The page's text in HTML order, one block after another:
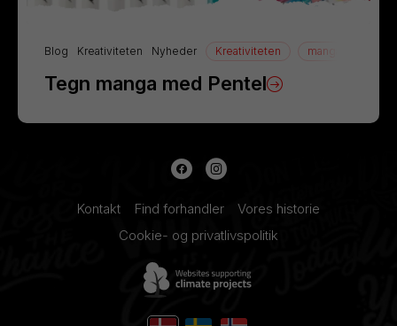
Blog Kreativiteten Nyheder Kreativiteten manga
Tegn manga med Pentel
Kontakt Find forhandler
Vores historie
Cookie- og privatlivspolitik